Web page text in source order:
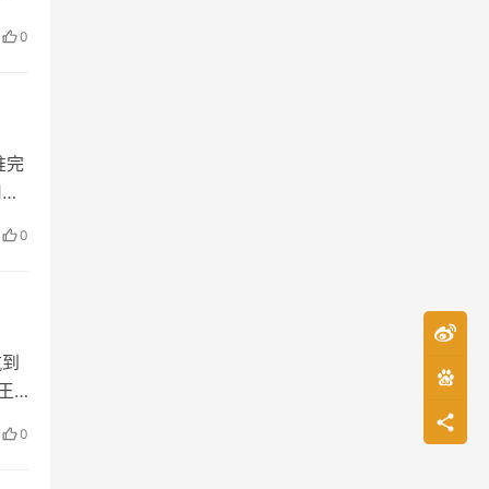
0
完
0
0